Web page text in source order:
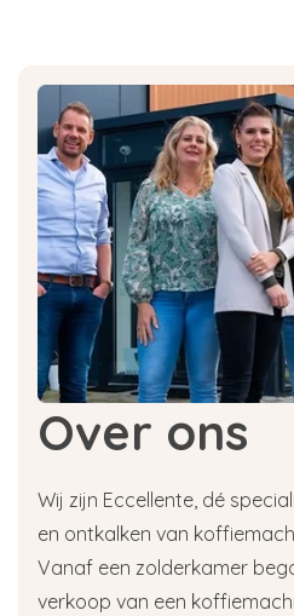
Over ons
Wij zijn Eccellente, dé
en ontkalken van
Vanaf een zolderkamer
verkoop van een